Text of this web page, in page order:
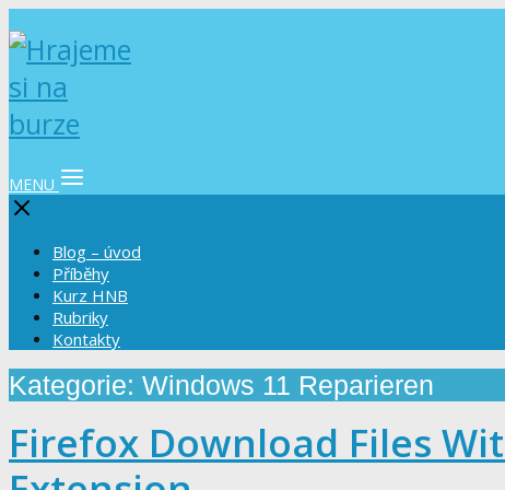
MENU
Blog – úvod
Příběhy
Kurz HNB
Rubriky
Kontakty
Kategorie: Windows 11 Reparieren
Firefox Download Files